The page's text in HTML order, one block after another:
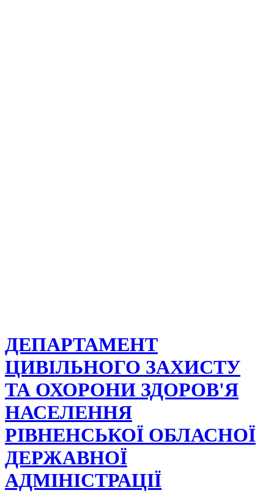
ДЕПАРТАМЕНТ
ЦИВІЛЬНОГО ЗАХИСТУ
ТА ОХОРОНИ ЗДОРОВ'Я
НАСЕЛЕННЯ
РІВНЕНСЬКОЇ ОБЛАСНОЇ
ДЕРЖАВНОЇ
АДМІНІСТРАЦІЇ